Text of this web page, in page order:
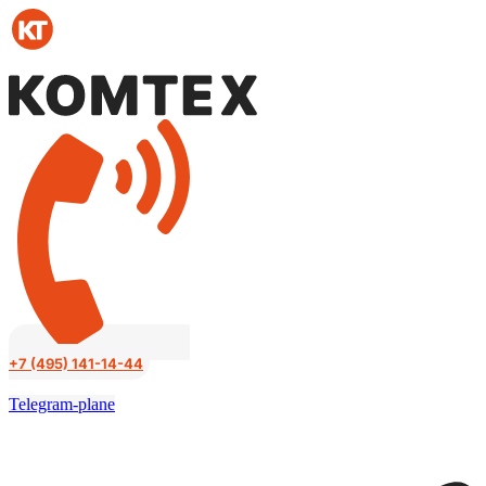
Перейти
к
содержимому
+7 (495) 141-14-44
Telegram-plane